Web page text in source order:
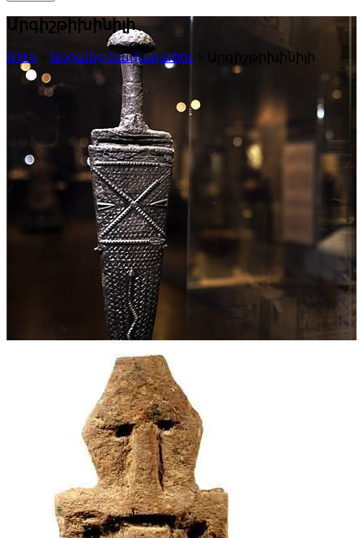
Արգիշթիխինիլի
HMA Առցանց հավաքածու Արգիշթիխինիլի